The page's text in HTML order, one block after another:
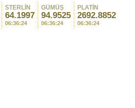
STERLİN
64.1997
06:36:24
GÜMÜŞ
94.9663
06:36:26
PLATİN
2693.0382
06:36:26